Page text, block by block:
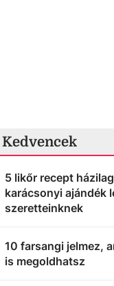
Kedvencek
5 likőr recept
karácsonyi ajándék
szeretteinknek
10 farsangi jelmez,
is megoldhatsz